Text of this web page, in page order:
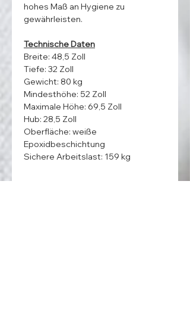
hohes Maß an Hygiene zu
gewährleisten.
Technische Daten
Breite: 48,5 Zoll
Tiefe: 32 Zoll
Gewicht: 80 kg
Mindesthöhe: 52 Zoll
Maximale Höhe: 69,5 Zoll
Hub: 28,5 Zoll
Oberfläche: weiße
Epoxidbeschichtung
Sichere Arbeitslast: 159 kg